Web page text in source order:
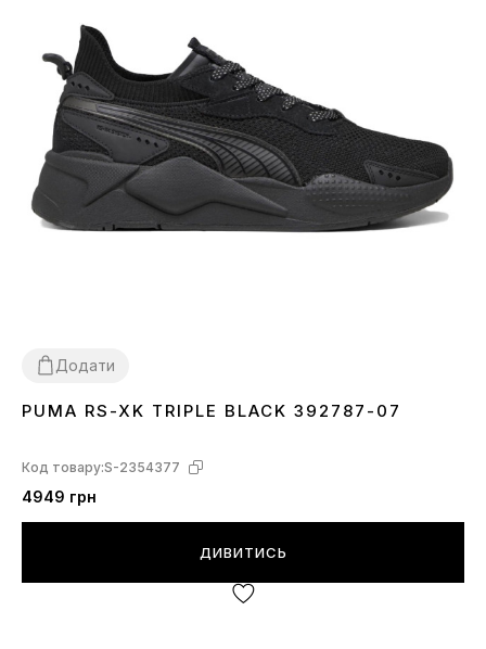
Додати
3640.5 4242.543 4444.5
PUMA RS-XK TRIPLE BLACK 392787-07
Код товару:S-2354377
4949 грн
ДИВИТИСЬ